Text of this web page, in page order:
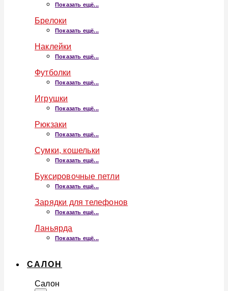
Показать ещё...
Брелоки
Показать ещё...
Наклейки
Показать ещё...
Футболки
Показать ещё...
Игрушки
Показать ещё...
Рюкзаки
Показать ещё...
Сумки, кошельки
Показать ещё...
Буксировочные петли
Показать ещё...
Зарядки для телефонов
Показать ещё...
Ланьярда
Показать ещё...
САЛОН
Салон